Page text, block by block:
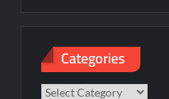
Categories
Categories